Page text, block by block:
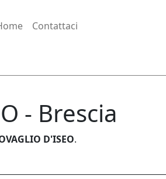
Contattaci
- Brescia
D'ISEO.